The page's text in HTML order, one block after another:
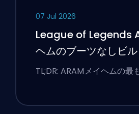
07 Jul 2026
League of Legends
ヘムのブーツなしビ
TL;DR: ARAMメイヘムの最